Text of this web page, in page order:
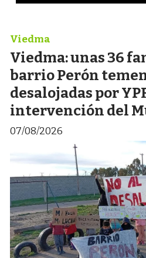
Viedma: unas 36
barrio Perón
desalojadas por
intervención del
Viedma
07/08/2026